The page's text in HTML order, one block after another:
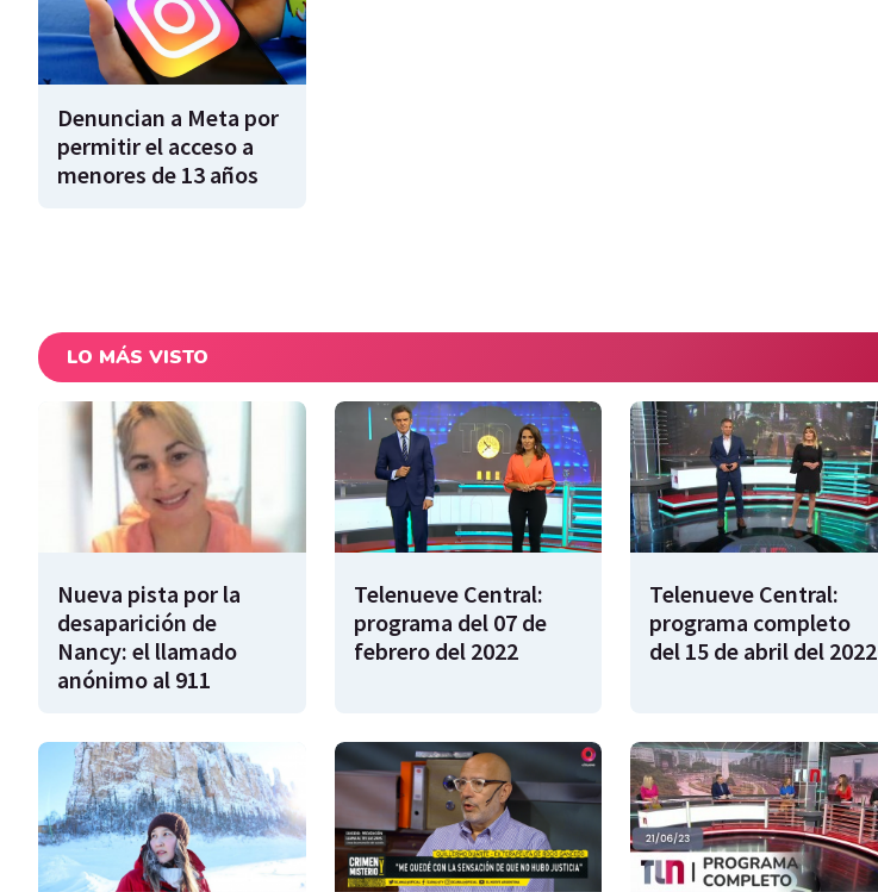
Denuncian a Meta por
permitir el acceso a
menores de 13 años
LO MÁS VISTO
Nueva pista por la
desaparición de
Nancy: el llamado
anónimo al 911
Telenueve Central:
programa del 07 de
febrero del 2022
Telenueve Central:
programa completo
del 15 de abril del 2022